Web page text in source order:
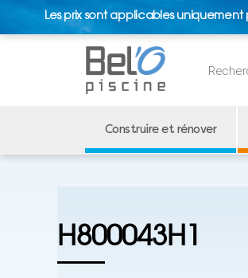
Les prix sont applicables
de
Construire et rénover
H800043H1